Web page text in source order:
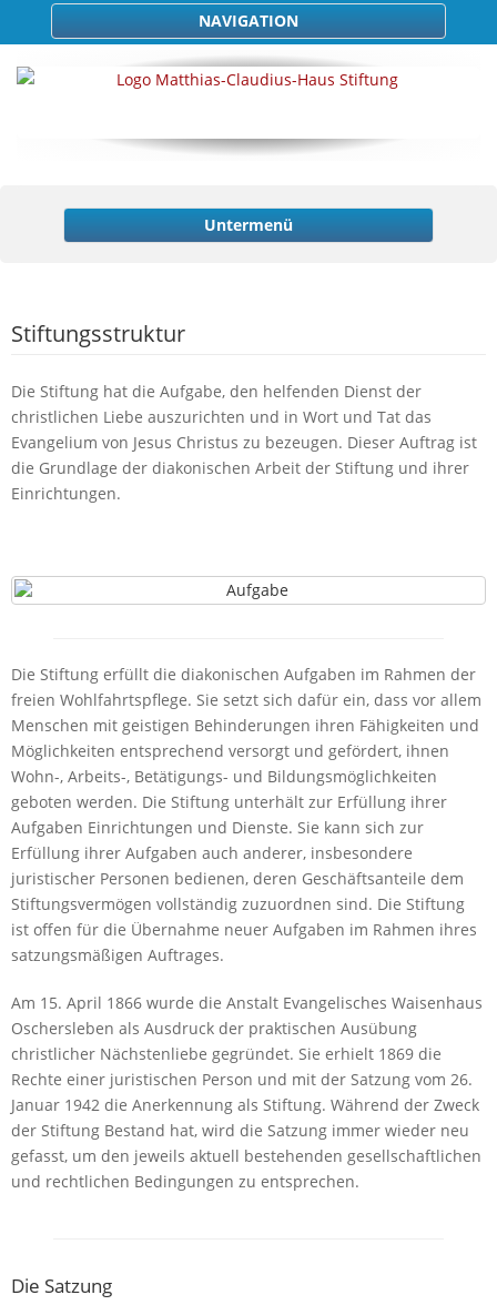
NAVIGATION
Untermenü
Stiftungsstruktur
Die Stiftung hat die Aufgabe, den helfenden Dienst der
christlichen Liebe auszurichten und in Wort und Tat das
Evangelium von Jesus Christus zu bezeugen. Dieser Auftrag ist
die Grundlage der diakonischen Arbeit der Stiftung und ihrer
Einrichtungen.
Die Stiftung erfüllt die diakonischen Aufgaben im Rahmen der
freien Wohlfahrtspflege. Sie setzt sich dafür ein, dass vor allem
Menschen mit geistigen Behinderungen ihren Fähigkeiten und
Möglichkeiten entsprechend versorgt und gefördert, ihnen
Wohn-, Arbeits-, Betätigungs- und Bildungsmöglichkeiten
geboten werden. Die Stiftung unterhält zur Erfüllung ihrer
Aufgaben Einrichtungen und Dienste. Sie kann sich zur
Erfüllung ihrer Aufgaben auch anderer, insbesondere
juristischer Personen bedienen, deren Geschäftsanteile dem
Stiftungsvermögen vollständig zuzuordnen sind. Die Stiftung
ist offen für die Übernahme neuer Aufgaben im Rahmen ihres
satzungsmäßigen Auftrages.
Am 15. April 1866 wurde die Anstalt Evangelisches Waisenhaus
Oschersleben als Ausdruck der praktischen Ausübung
christlicher Nächstenliebe gegründet. Sie erhielt 1869 die
Rechte einer juristischen Person und mit der Satzung vom 26.
Januar 1942 die Anerkennung als Stiftung. Während der Zweck
der Stiftung Bestand hat, wird die Satzung immer wieder neu
gefasst, um den jeweils aktuell bestehenden gesellschaftlichen
und rechtlichen Bedingungen zu entsprechen.
Die Satzung